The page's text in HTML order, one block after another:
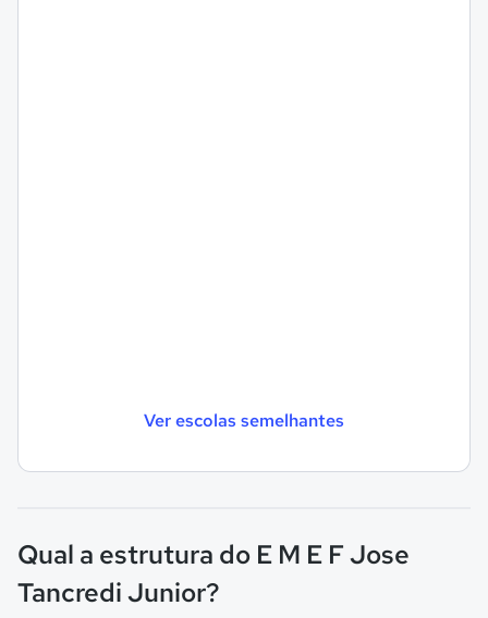
Ver escolas semelhantes
Qual a estrutura do E M E F Jose
Tancredi Junior?